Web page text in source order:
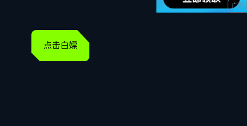
点击白嫖